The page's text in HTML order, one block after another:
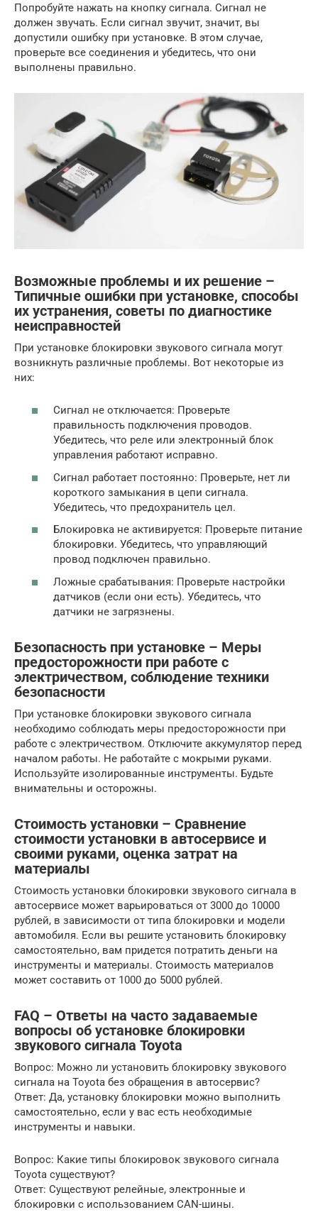
Попробуйте нажать на кнопку сигнала. Сигнал не
должен звучать. Если сигнал звучит, значит, вы
допустили ошибку при установке. В этом случае,
проверьте все соединения и убедитесь, что они
выполнены правильно.
Возможные проблемы и их решение –
Типичные ошибки при установке, способы
их устранения, советы по диагностике
неисправностей
При установке блокировки звукового сигнала могут
возникнуть различные проблемы. Вот некоторые из
них:
Сигнал не отключается: Проверьте
правильность подключения проводов.
Убедитесь, что реле или электронный блок
управления работают исправно.
Сигнал работает постоянно: Проверьте, нет ли
короткого замыкания в цепи сигнала.
Убедитесь, что предохранитель цел.
Блокировка не активируется: Проверьте питание
блокировки. Убедитесь, что управляющий
провод подключен правильно.
Ложные срабатывания: Проверьте настройки
датчиков (если они есть). Убедитесь, что
датчики не загрязнены.
Безопасность при установке – Меры
предосторожности при работе с
электричеством, соблюдение техники
безопасности
При установке блокировки звукового сигнала
необходимо соблюдать меры предосторожности при
работе с электричеством. Отключите аккумулятор перед
началом работы. Не работайте с мокрыми руками.
Используйте изолированные инструменты. Будьте
внимательны и осторожны.
Стоимость установки – Сравнение
стоимости установки в автосервисе и
своими руками, оценка затрат на
материалы
Стоимость установки блокировки звукового сигнала в
автосервисе может варьироваться от 3000 до 10000
рублей, в зависимости от типа блокировки и модели
автомобиля. Если вы решите установить блокировку
самостоятельно, вам придется потратить деньги на
инструменты и материалы. Стоимость материалов
может составить от 1000 до 5000 рублей.
FAQ – Ответы на часто задаваемые
вопросы об установке блокировки
звукового сигнала Toyota
Вопрос: Можно ли установить блокировку звукового
сигнала на Toyota без обращения в автосервис?
Ответ: Да, установку блокировки можно выполнить
самостоятельно, если у вас есть необходимые
инструменты и навыки.
Вопрос: Какие типы блокировок звукового сигнала
Toyota существуют?
Ответ: Существуют релейные, электронные и
блокировки с использованием CAN-шины.